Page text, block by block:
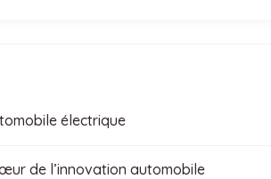
électrique
de l’innovation automobile